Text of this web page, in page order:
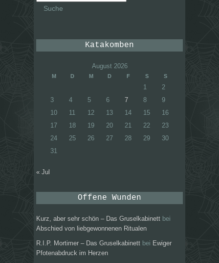
nach:
Katakomben
August 2026
M D M D F S S
1
2
3
4 5 6 7 8
9
10
11 12 13 14 15
16
17
18 19 20 21 22
23
24
25 26 27 28 29
30
31
« Jul
Offene Wunden
Kurz, aber sehr schön – Das Gruselkabinett bei
Abschied von liebgewonnenen Ritualen
R.I.P. Mortimer – Das Gruselkabinett bei Ewiger
Pfotenabdruck im Herzen